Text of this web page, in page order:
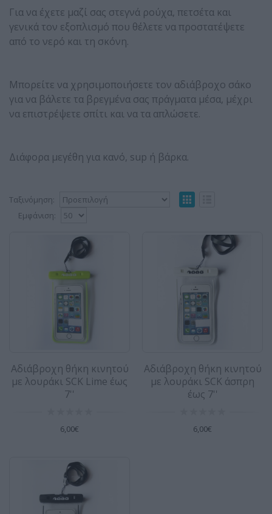
Για να έχετε μαζί σας στεγνά ρούχα, πετσέτα και
γενικά τον εξοπλισμό που θέλετε να προστατέψετε
από το νερό και τη σκόνη.
Μπορείτε να χρησιμοποιήσετε τον αδιάβροχο σάκο
για να βάλετε τα βρεγμένα σας πράγματα μέσα, μέχρι
να επιστρέψετε σπίτι και να τα απλώσετε.
Διάφορα μεγέθη για κανό, sup ή βάρκα.
Ταξινόμηση:
Εμφάνιση:
Αδιάβροχη θήκη κινητού με λουράκι
SCK Lime έως 7''
PVC Αδιάβροχη θήκη για κινητό με ασφάλεια
στεγανοποίησης. Μεγάλη διάφανη επιφάνεια
μπροστά και πί..
6,00€
Αδιάβροχη θήκη κινητού με λουράκι
SCK άσπρη έως 7''
μπροστά και πί..
Αδιάβροχη θήκη κινητού
με λουράκι SCK Lime έως
7''
6,00€
Αδιάβροχη θήκη κινητού
με λουράκι SCK άσπρη
έως 7''
6,00€